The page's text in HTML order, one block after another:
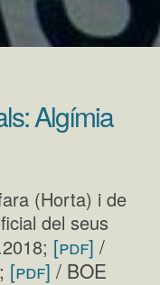
Algímia
(Horta) i de
del seus
[pdf] /
[pdf] / BOE